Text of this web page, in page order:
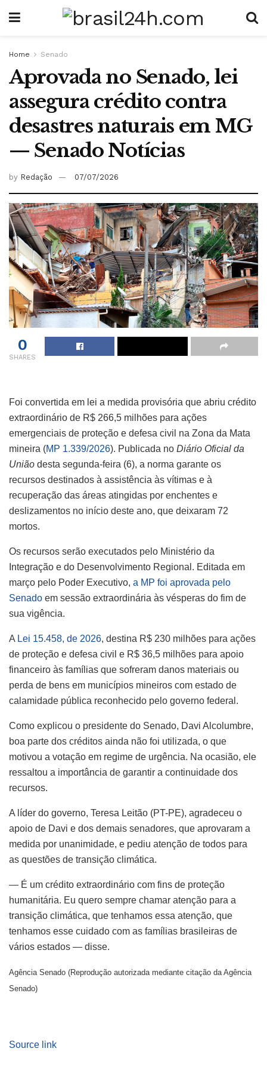
Home Senado
Aprovada no Senado, lei
assegura crédito contra
desastres naturais em MG
— Senado Notícias
by Redação 07/07/2026
0
SHARES
Foi convertida em lei a medida provisória que abriu crédito
extraordinário de R$ 266,5 milhões para ações
emergenciais de proteção e defesa civil na Zona da Mata
mineira (MP 1.339/2026). Publicada no Diário Oficial da
União desta segunda-feira (6), a norma garante os
recursos destinados à assistência às vítimas e à
recuperação das áreas atingidas por enchentes e
deslizamentos no início deste ano, que deixaram 72
mortos.
Os recursos serão executados pelo Ministério da
Integração e do Desenvolvimento Regional. Editada em
março pelo Poder Executivo, a MP foi aprovada pelo
Senado em sessão extraordinária às vésperas do fim de
sua vigência.
A Lei 15.458, de 2026, destina R$ 230 milhões para ações
de proteção e defesa civil e R$ 36,5 milhões para apoio
financeiro às famílias que sofreram danos materiais ou
perda de bens em municípios mineiros com estado de
calamidade pública reconhecido pelo governo federal.
Como explicou o presidente do Senado, Davi Alcolumbre,
boa parte dos créditos ainda não foi utilizada, o que
motivou a votação em regime de urgência. Na ocasião, ele
ressaltou a importância de garantir a continuidade dos
recursos.
A líder do governo, Teresa Leitão (PT-PE), agradeceu o
apoio de Davi e dos demais senadores, que aprovaram a
medida por unanimidade, e pediu atenção de todos para
as questões de transição climática.
— É um crédito extraordinário com fins de proteção
humanitária. Eu quero sempre chamar atenção para a
transição climática, que tenhamos essa atenção, que
tenhamos esse cuidado com as famílias brasileiras de
vários estados — disse.
Agência Senado (Reprodução autorizada mediante citação da Agência
Senado)
Source link